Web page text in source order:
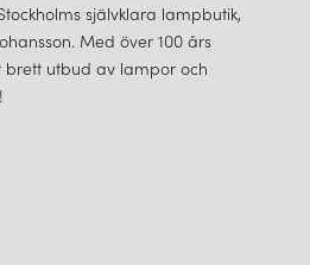
självklara lampbutik,
Med över 100 års
utbud av lampor och